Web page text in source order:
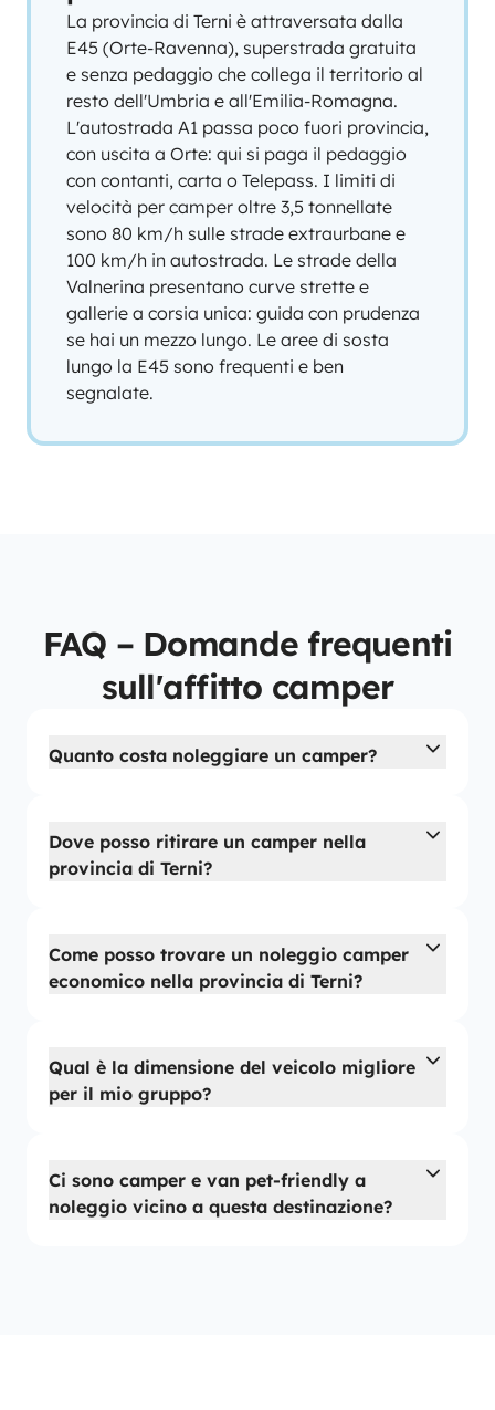
La provincia di Terni è attraversata dalla
E45 (Orte-Ravenna), superstrada gratuita
e senza pedaggio che collega il territorio al
resto dell'Umbria e all'Emilia-Romagna.
L'autostrada A1 passa poco fuori provincia,
con uscita a Orte: qui si paga il pedaggio
con contanti, carta o Telepass. I limiti di
velocità per camper oltre 3,5 tonnellate
sono 80 km/h sulle strade extraurbane e
100 km/h in autostrada. Le strade della
Valnerina presentano curve strette e
gallerie a corsia unica: guida con prudenza
se hai un mezzo lungo. Le aree di sosta
lungo la E45 sono frequenti e ben
segnalate.
FAQ – Domande frequenti
sull'affitto camper
Quanto costa noleggiare un camper?
Dove posso ritirare un camper nella
provincia di Terni?
Come posso trovare un noleggio camper
economico nella provincia di Terni?
Qual è la dimensione del veicolo migliore
per il mio gruppo?
Ci sono camper e van pet-friendly a
noleggio vicino a questa destinazione?